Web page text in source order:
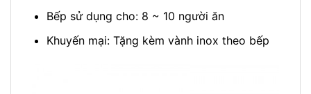
Bếp sử dụng cho: 8 ~ 10 người ăn
Khuyến mại: Tặng kèm vành inox theo bếp